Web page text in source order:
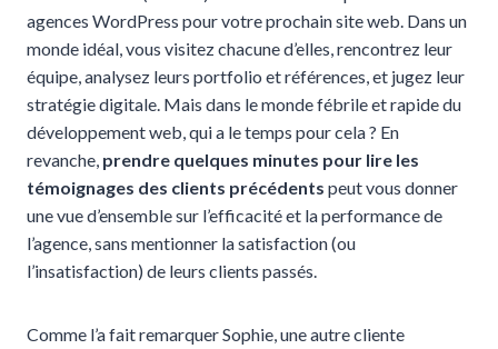
agences WordPress pour votre prochain site web. Dans un
monde idéal, vous visitez chacune d’elles, rencontrez leur
équipe, analysez leurs portfolio et références, et jugez leur
stratégie digitale. Mais dans le monde fébrile et rapide du
développement web, qui a le temps pour cela ? En
revanche, prendre quelques minutes pour lire les
témoignages des clients précédents peut vous donner
une vue d’ensemble sur l’efficacité et la performance de
l’agence, sans mentionner la satisfaction (ou
l’insatisfaction) de leurs clients passés.
Comme l’a fait remarquer Sophie, une autre cliente